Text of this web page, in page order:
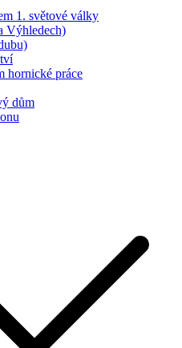
1. světové války
Výhledech)
hornické práce
dům